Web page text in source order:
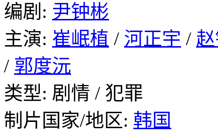
编剧: 尹钟彬
主演: 崔岷植 / 河正宇 /
/ 郭度沅
类型: 剧情 / 犯罪
制片国家/地区: 韩国